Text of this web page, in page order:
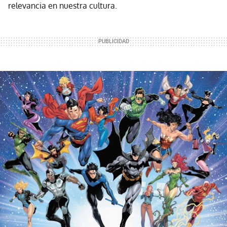
relevancia en nuestra cultura.